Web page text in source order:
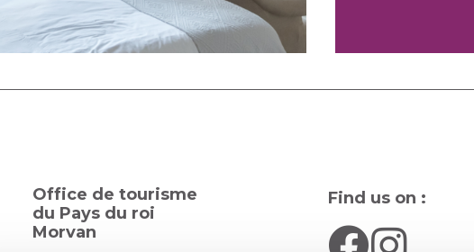
Office de tourisme
du Pays du roi
Morvan
Find us on :